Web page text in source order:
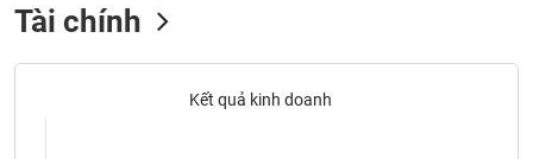
Tài chính
Kết quả kinh doanh
Tất cả Cổ phiếu